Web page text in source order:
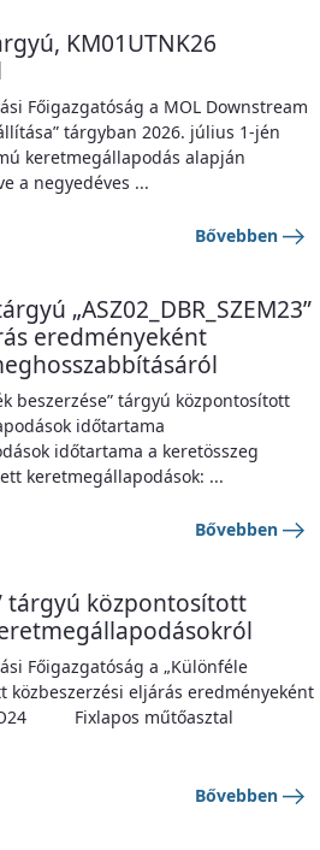
KM01UTNK26
Főigazgatóság a MOL Downstream
tárgyban 2026. július 1-jén
keretmegállapodás alapján
a negyedéves ...
Bővebben
„ASZ02_DBR_SZEM23”
eredményeként
beszerzése” tárgyú központosított
időtartama
időtartama a keretösszeg
keretmegállapodások: ...
Bővebben
tárgyú központosított
Főigazgatóság a „Különféle
közbeszerzési eljárás eredményeként
Fixlapos műtőasztal
Bővebben